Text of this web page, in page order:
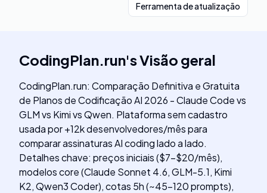
Ferramenta de atualização
CodingPlan.run'sVisão geral
CodingPlan.run: Comparação Definitiva e Gratuita
de Planos de Codificação AI 2026 - Claude Code vs
GLM vs Kimi vs Qwen. Plataforma sem cadastro
usada por +12k desenvolvedores/mês para
comparar assinaturas AI coding lado a lado.
Detalhes chave: preços iniciais ($7-$20/mês),
modelos core (Claude Sonnet 4.6, GLM-5.1, Kimi
K2, Qwen3 Coder), cotas 5h (~45-120 prompts),